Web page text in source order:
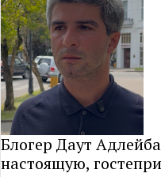
Блогер Даут
настоящую,